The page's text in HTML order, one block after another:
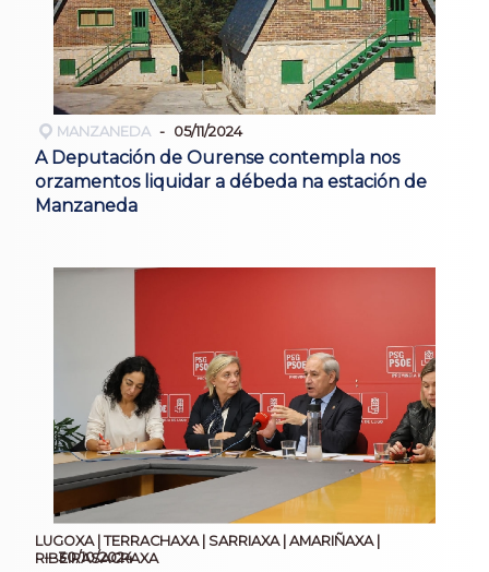
MANZANEDA 05/11/2024
A Deputación de Ourense contempla nos
orzamentos liquidar a débeda na estación de
Manzaneda
LUGOXA | TERRACHAXA | SARRIAXA | AMARIÑAXA |
RIBEIRASACRAXA
30/10/2024